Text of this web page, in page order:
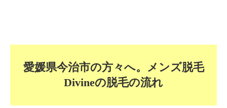
愛媛県今治市の方々へ。メンズ脱毛
Divineの脱毛の流れ